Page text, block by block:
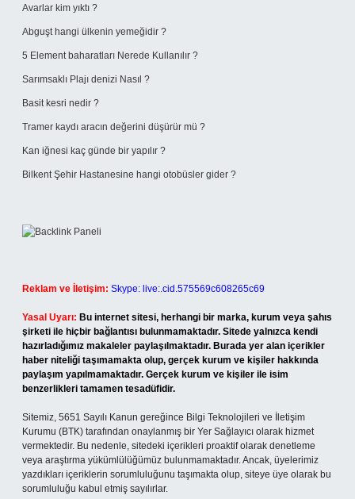
Avarlar kim yıktı ?
Abguşt hangi ülkenin yemeğidir ?
5 Element baharatları Nerede Kullanılır ?
Sarımsaklı Plajı denizi Nasıl ?
Basit kesri nedir ?
Tramer kaydı aracın değerini düşürür mü ?
Kan iğnesi kaç günde bir yapılır ?
Bilkent Şehir Hastanesine hangi otobüsler gider ?
Reklam ve İletişim: Skype: live:.cid.575569c608265c69
Yasal Uyarı: Bu internet sitesi, herhangi bir marka, kurum veya şahıs
şirketi ile hiçbir bağlantısı bulunmamaktadır. Sitede yalnızca kendi
hazırladığımız makaleler paylaşılmaktadır. Burada yer alan içerikler
haber niteliği taşımamakta olup, gerçek kurum ve kişiler hakkında
paylaşım yapılmamaktadır. Gerçek kurum ve kişiler ile isim
benzerlikleri tamamen tesadüfidir.
Sitemiz, 5651 Sayılı Kanun gereğince Bilgi Teknolojileri ve İletişim
Kurumu (BTK) tarafından onaylanmış bir Yer Sağlayıcı olarak hizmet
vermektedir. Bu nedenle, sitedeki içerikleri proaktif olarak denetleme
veya araştırma yükümlülüğümüz bulunmamaktadır. Ancak, üyelerimiz
yazdıkları içeriklerin sorumluluğunu taşımakta olup, siteye üye olarak bu
sorumluluğu kabul etmiş sayılırlar.